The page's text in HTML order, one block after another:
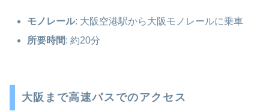
モノレール: 大阪空港駅から大阪モノレールに乗車
所要時間: 約20分
大阪まで高速バスでのアクセス